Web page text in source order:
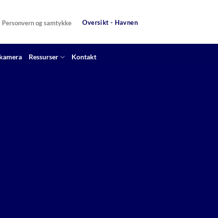
Personvern og samtykke Oversikt - Havnen
Ressurser Kontakt